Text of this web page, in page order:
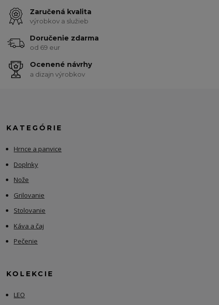
Zaručená kvalita
výrobkov a služieb
Doručenie zdarma
od 69 eur
Ocenené návrhy
a dizajn výrobkov
KATEGÓRIE
Hrnce a panvice
Doplnky
Nože
Grilovanie
Stolovanie
Káva a čaj
Pečenie
KOLEKCIE
LEO